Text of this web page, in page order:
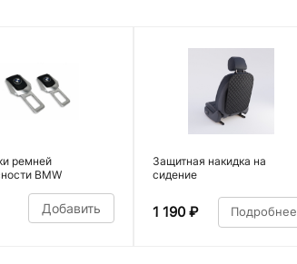
ремней
BMW
Добавить
Защитная накидка на
сидение
1 190 ₽ Подробнее